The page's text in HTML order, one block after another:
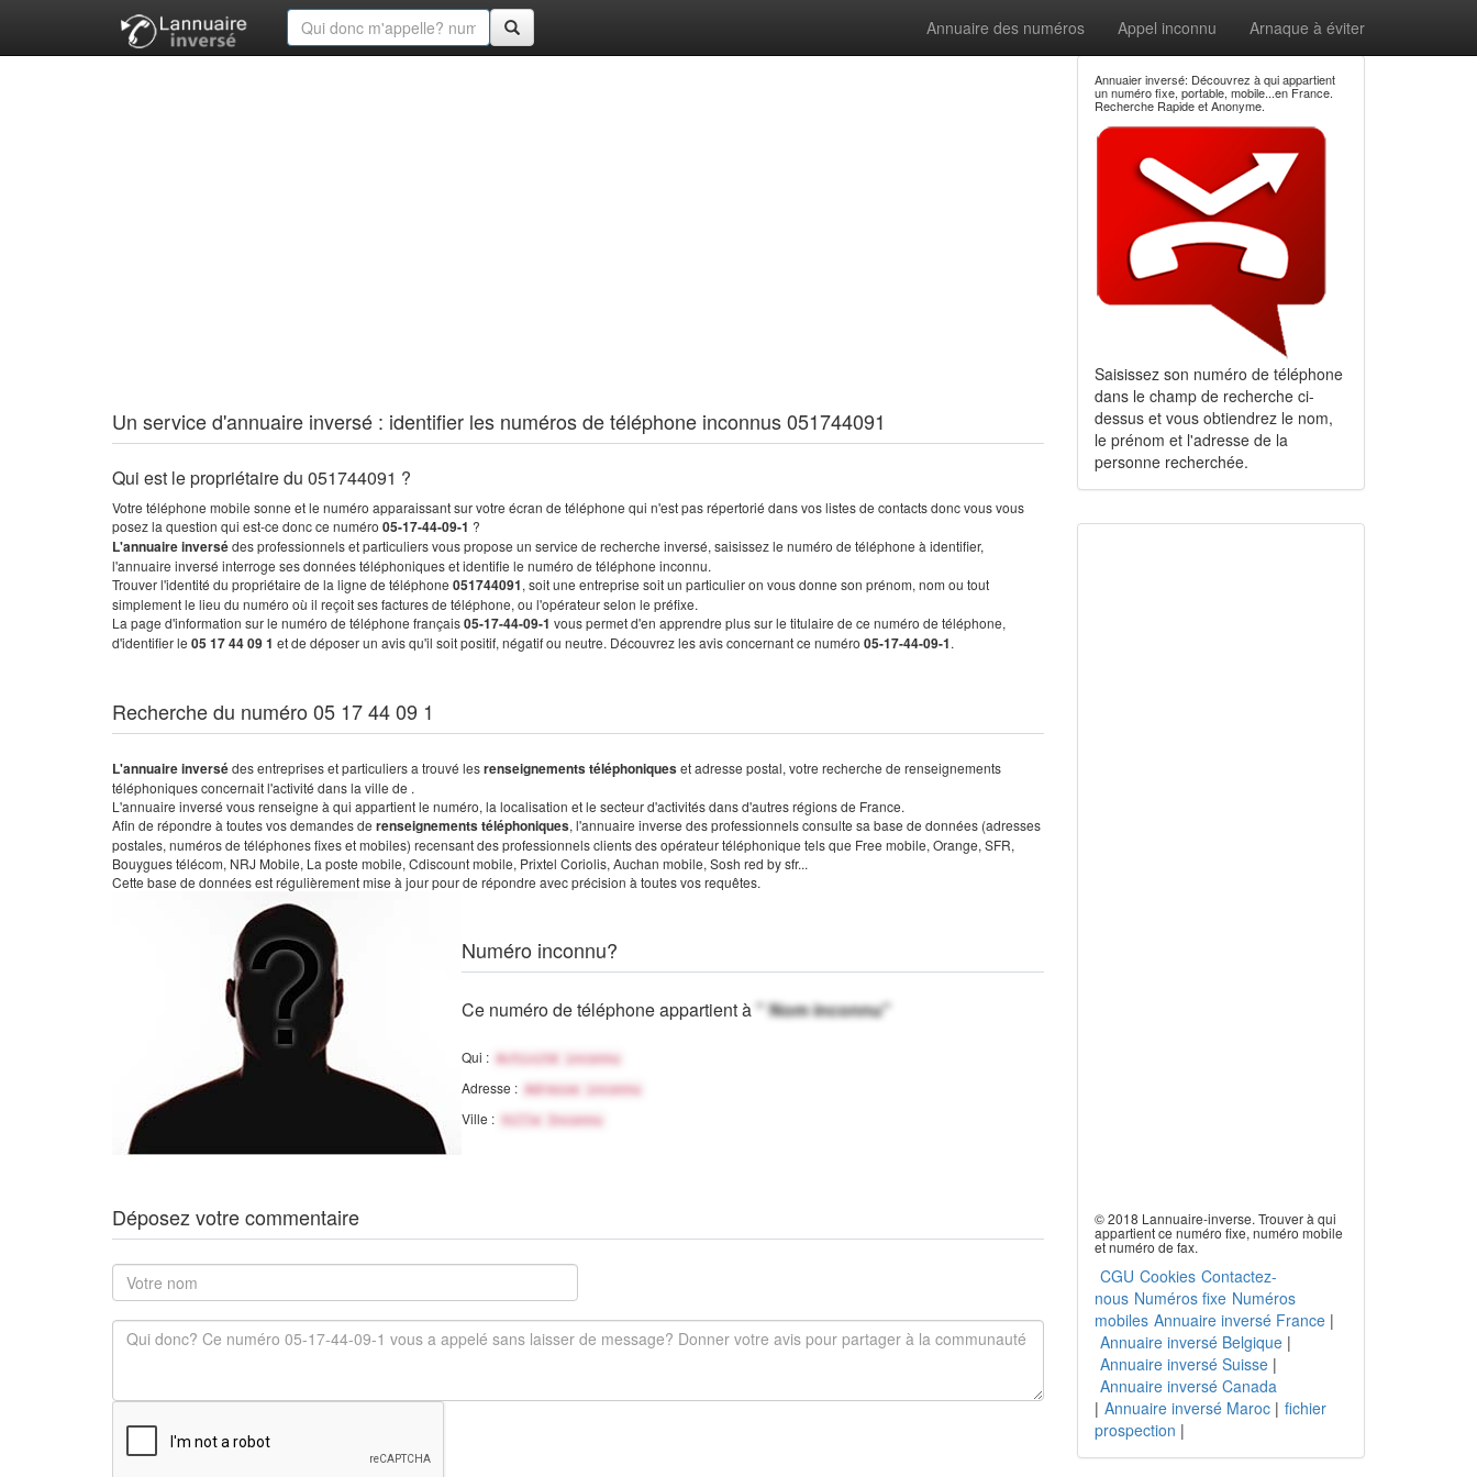
Annuaire des numéros Appel inconnu Arnaque à éviter
Un service d'annuaire inversé : identifier les numéros de téléphone inconnus 051744091
Qui est le propriétaire du 051744091 ?
Votre téléphone mobile sonne et le numéro apparaissant sur votre écran de téléphone qui n'est pas répertorié dans vos listes de contacts donc vous vous
posez la question qui est-ce donc ce numéro 05-17-44-09-1 ?
L'annuaire inversédes professionnels et particuliers vous propose un service de recherche inversé, saisissez le numéro de téléphone à identifier,
l'annuaire inversé interroge ses données téléphoniques et identifie le numéro de téléphone inconnu.
Trouver l'identité du propriétaire de la ligne de téléphone 051744091, soit une entreprise soit un particulier on vous donne son prénom, nom ou tout
simplement le lieu du numéro où il reçoit ses factures de téléphone, ou l'opérateur selon le préfixe.
La page d'information sur le numéro de téléphone français05-17-44-09-1 vous permet d'en apprendre plus sur le titulaire de ce numéro de téléphone,
d'identifier le 05 17 44 09 1 et de déposer un avis qu'il soit positif, négatif ou neutre. Découvrez les avis concernant ce numéro 05-17-44-09-1.
Recherche du numéro 05 17 44 09 1
L'annuaire inversédes entreprises et particuliers a trouvé lesrenseignements téléphoniqueset adresse postal, votre recherche de renseignements
téléphoniques concernait l'activité dans la ville de .
L'annuaire inversé vous renseigne à qui appartient le numéro, la localisation et le secteur d'activités dans d'autres régions de France.
Afin de répondre à toutes vos demandes de renseignements téléphoniques, l'annuaire inverse des professionnels consulte sa base de données (adresses
postales, numéros de téléphones fixes et mobiles) recensant des professionnels clients des opérateur téléphonique tels que Free mobile, Orange, SFR,
Bouygues télécom, NRJ Mobile, La poste mobile, Cdiscount mobile, Prixtel Coriolis, Auchan mobile, Sosh red by sfr...
Cette base de données est régulièrement mise à jour pour de répondre avec précision à toutes vos requêtes.
Numéro inconnu?
Ce numéro de téléphone appartient à" Nom inconnu"
Qui : Activité inconnu
Adresse : Adresse inconnu
Ville : Ville Inconnu
Déposez votre commentaire
Annuaier inversé: Découvrez à qui appartient
un numéro fixe, portable, mobile...en France.
Recherche Rapide et Anonyme.
Saisissez son numéro de téléphone
dans le champ de recherche ci-
dessus et vous obtiendrez le nom,
le prénom et l'adresse de la
personne recherchée.
© 2018 Lannuaire-inverse. Trouver à qui
appartient ce numéro fixe, numéro mobile
et numéro de fax.
CGU Cookies Contactez-
nous Numéros fixe Numéros
mobiles Annuaire inversé France|
Annuaire inversé Belgique|
Annuaire inversé Suisse|
Annuaire inversé Canada
| Annuaire inversé Maroc| fichier
prospection |